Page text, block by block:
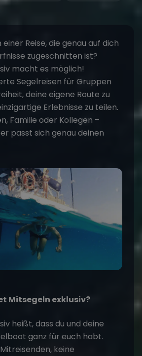
Reise, die genau auf dich
zugeschnitten ist?
macht es möglich!
Segelreisen für Gruppen
deine eigene Route zu
Erlebnisse zu teilen.
Familie oder Kollegen –
passt sich genau deinen
Mitsegeln exklusiv?
heißt, dass du und deine
ganz für euch habt.
keine